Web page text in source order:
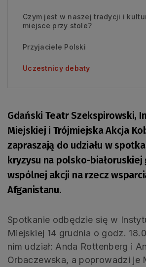
Czym jest w naszej tradycji i
miejsce przy stole?
Przyjaciele Polski
Uczestnicy debaty
Gdański Teatr Szekspirowski,
Miejskiej i Trójmiejska Akcja
zapraszają do udziału w
kryzysu na polsko-białoruskiej
wspólnej akcji na rzecz
Afganistanu.
Spotkanie odbędzie się w
Miejskiej 14 grudnia o godz.
nim udział: Anda Rottenberg i
Orbaczewska, a poprowadzi je